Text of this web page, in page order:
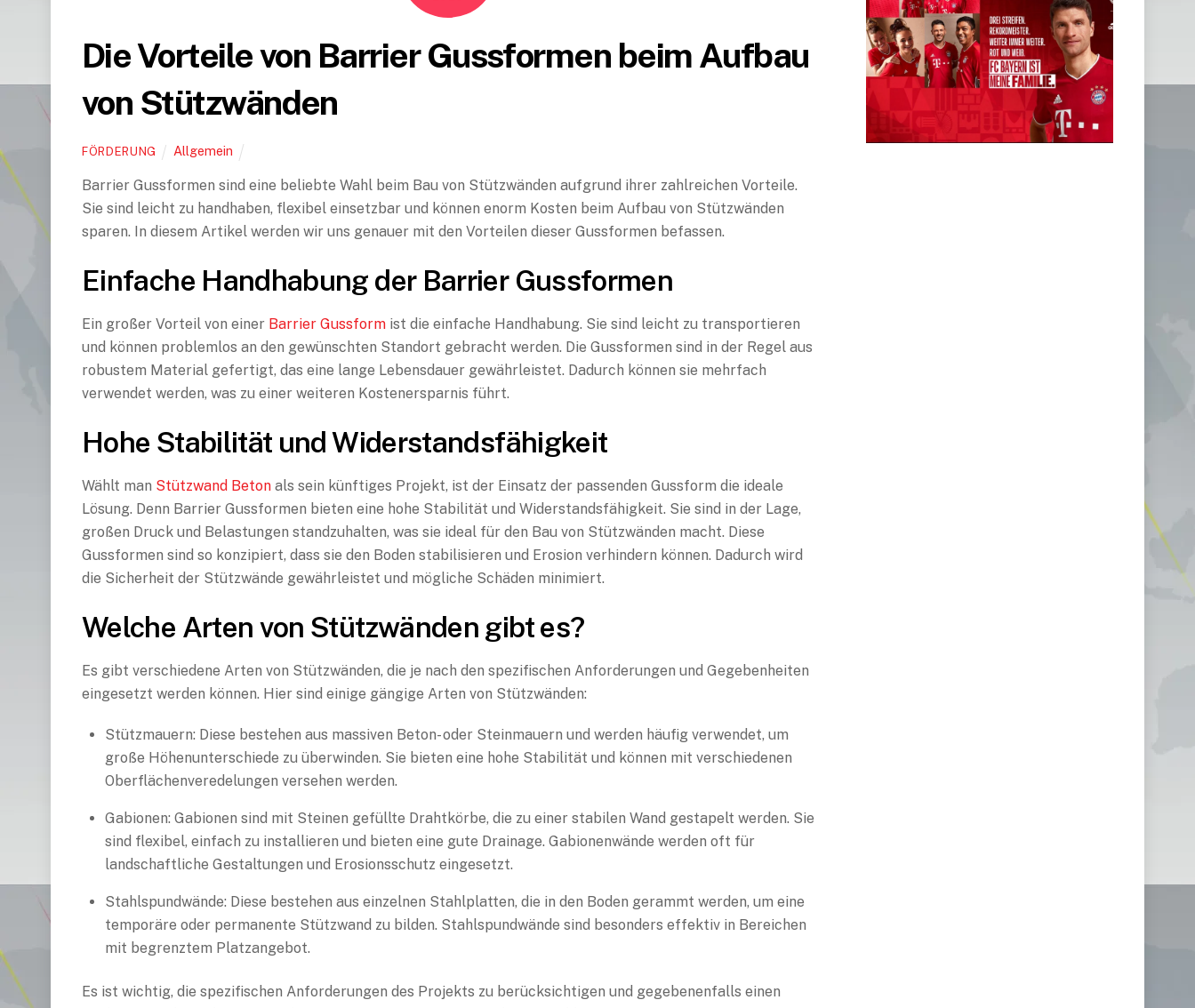
Die Vorteile von Barrier Gussformen beim Aufbau
von Stützwänden
FÖRDERUNG Allgemein
Barrier Gussformen sind eine beliebte Wahl beim Bau von Stützwänden aufgrund ihrer zahlreichen Vorteile.
Sie sind leicht zu handhaben, flexibel einsetzbar und können enorm Kosten beim Aufbau von Stützwänden
sparen. In diesem Artikel werden wir uns genauer mit den Vorteilen dieser Gussformen befassen.
Einfache Handhabung der Barrier Gussformen
Ein großer Vorteil von einer Barrier Gussform ist die einfache Handhabung. Sie sind leicht zu transportieren
und können problemlos an den gewünschten Standort gebracht werden. Die Gussformen sind in der Regel aus
robustem Material gefertigt, das eine lange Lebensdauer gewährleistet. Dadurch können sie mehrfach
verwendet werden, was zu einer weiteren Kostenersparnis führt.
Hohe Stabilität und Widerstandsfähigkeit
Wählt man Stützwand Beton als sein künftiges Projekt, ist der Einsatz der passenden Gussform die ideale
Lösung. Denn Barrier Gussformen bieten eine hohe Stabilität und Widerstandsfähigkeit. Sie sind in der Lage,
großen Druck und Belastungen standzuhalten, was sie ideal für den Bau von Stützwänden macht. Diese
Gussformen sind so konzipiert, dass sie den Boden stabilisieren und Erosion verhindern können. Dadurch wird
die Sicherheit der Stützwände gewährleistet und mögliche Schäden minimiert.
Welche Arten von Stützwänden gibt es?
Es gibt verschiedene Arten von Stützwänden, die je nach den spezifischen Anforderungen und Gegebenheiten
eingesetzt werden können. Hier sind einige gängige Arten von Stützwänden:
Stützmauern: Diese bestehen aus massiven Beton- oder Steinmauern und werden häufig verwendet, um
große Höhenunterschiede zu überwinden. Sie bieten eine hohe Stabilität und können mit verschiedenen
Oberflächenveredelungen versehen werden.
Gabionen: Gabionen sind mit Steinen gefüllte Drahtkörbe, die zu einer stabilen Wand gestapelt werden. Sie
sind flexibel, einfach zu installieren und bieten eine gute Drainage. Gabionenwände werden oft für
landschaftliche Gestaltungen und Erosionsschutz eingesetzt.
Stahlspundwände: Diese bestehen aus einzelnen Stahlplatten, die in den Boden gerammt werden, um eine
temporäre oder permanente Stützwand zu bilden. Stahlspundwände sind besonders effektiv in Bereichen
mit begrenztem Platzangebot.
Es ist wichtig, die spezifischen Anforderungen des Projekts zu berücksichtigen und gegebenenfalls einen